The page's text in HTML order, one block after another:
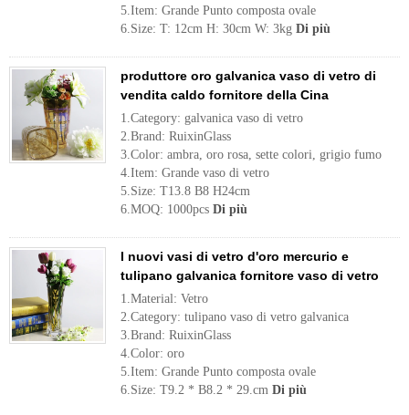
5.Item: Grande Punto composta ovale
6.Size: T: 12cm H: 30cm W: 3kg Di più
produttore oro galvanica vaso di vetro di
vendita caldo fornitore della Cina
1.Category: galvanica vaso di vetro
2.Brand: RuixinGlass
3.Color: ambra, oro rosa, sette colori, grigio fumo
4.Item: Grande vaso di vetro
5.Size: T13.8 B8 H24cm
6.MOQ: 1000pcs Di più
I nuovi vasi di vetro d'oro mercurio e
tulipano galvanica fornitore vaso di vetro
1.Material: Vetro
2.Category: tulipano vaso di vetro galvanica
3.Brand: RuixinGlass
4.Color: oro
5.Item: Grande Punto composta ovale
6.Size: T9.2 * B8.2 * 29.cm Di più